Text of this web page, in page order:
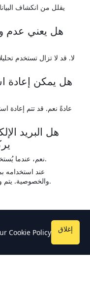
يقلل من انكشاف
هل يعني عدم
لا. قد لا تزال تستخدم
هل يمكن إعادة
عادةً نعم. قد تتم إعادة
هل البريد
نعم، عندما يُستخدم لأغراض قانونية ووفقًا لشروط الموقع.
عند استخدامه
والخصوصية. يتم.
Cookie Policy إغلاق